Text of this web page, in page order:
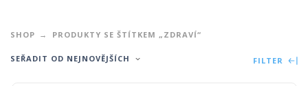
SHOP PRODUKTY SE ŠTÍTKEM „ZDRAVÍ“
SEŘADIT OD NEJNOVĚJŠÍCH FILTER